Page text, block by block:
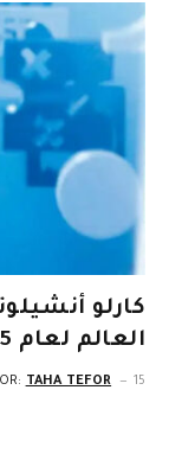
كارلو
العالم لعام 2025
TAHA TEFOR 15 سبتمبر، 2025